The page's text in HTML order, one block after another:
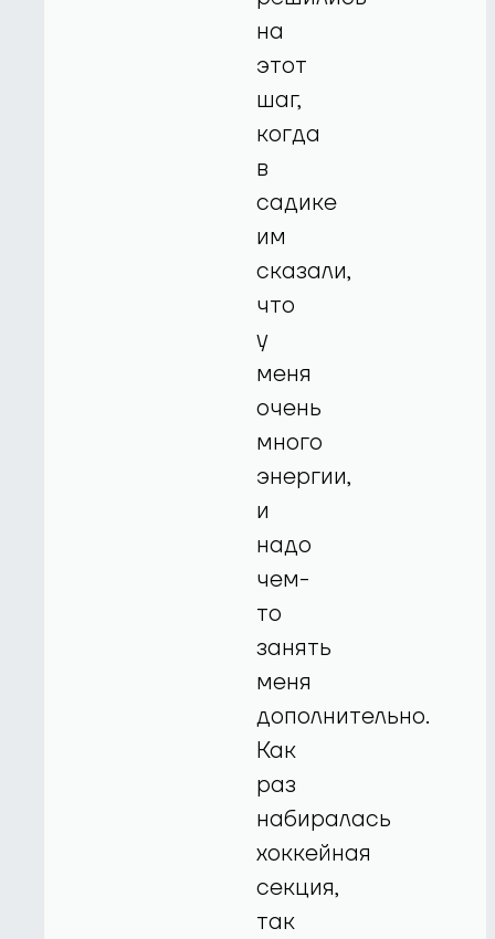
на
этот
шаг,
когда
в
садике
им
сказали,
что
у
меня
очень
много
энергии,
и
надо
чем-
то
занять
меня
дополнительно.
Как
раз
набиралась
хоккейная
секция,
так